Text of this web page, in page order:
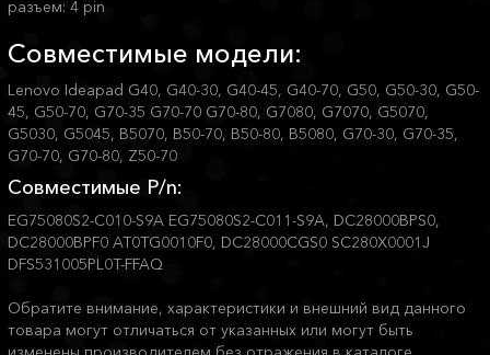
разъем: 4 pin
Совместимые модели:
Lenovo Ideapad G40, G40-30, G40-45, G40-70, G50, G50-30, G50-
45, G50-70, G70-35 G70-70 G70-80, G7080, G7070, G5070,
G5030, G5045, B5070, B50-70, B50-80, B5080, G70-30, G70-35,
G70-70, G70-80, Z50-70
Совместимые P/n:
EG75080S2-C010-S9A EG75080S2-C011-S9A, DC28000BPS0,
DC28000BPF0 AT0TG0010F0, DC28000CGS0 SC280X0001J
DFS531005PL0T-FFAQ
Обратите внимание, характеристики и внешний вид данного
товара могут отличаться от указанных или могут быть